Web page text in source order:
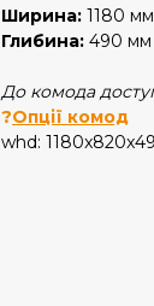
Ширина: 1180 мм
Глибина: 490 мм
До комода
?Опції комод
whd: